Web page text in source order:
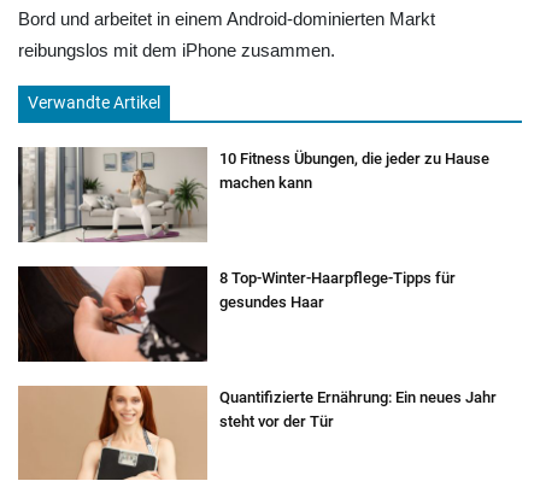
Bord und arbeitet in einem Android-dominierten Markt
reibungslos mit dem iPhone zusammen.
Verwandte Artikel
10 Fitness Übungen, die jeder zu Hause
machen kann
8 Top-Winter-Haarpflege-Tipps für
gesundes Haar
Quantifizierte Ernährung: Ein neues Jahr
steht vor der Tür